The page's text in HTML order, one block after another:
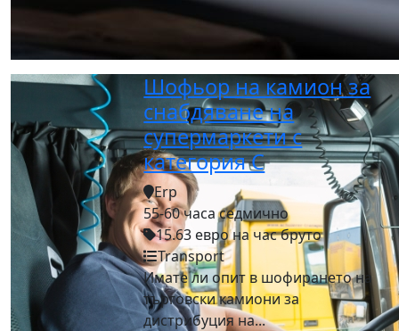
Шофьор на камион за
снабдяване на
супермаркети с
категория C
Erp
55-60 часа седмично
15.63 евро на час бруто
Transport
Имате ли опит в шофирането на
търговски камиони за
дистрибуция на...